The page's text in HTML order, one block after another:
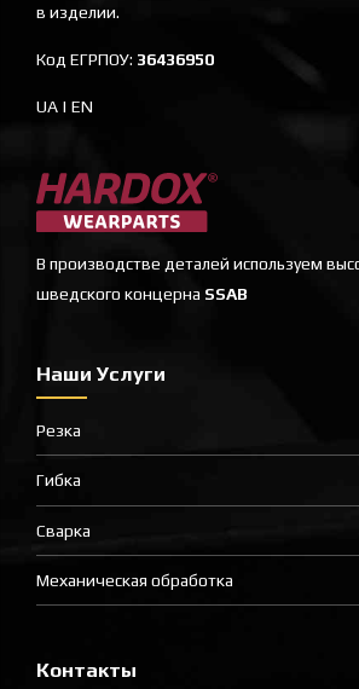
в изделии.
Код ЕГРПОУ: 36436950
UA | EN
В производстве деталей используем
шведского концерна SSAB
Наши Услуги
Резка
Гибка
Сварка
Механическая обработка
Контакты